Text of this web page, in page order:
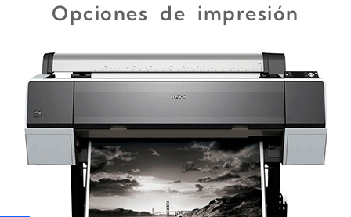
Opciones de impresión